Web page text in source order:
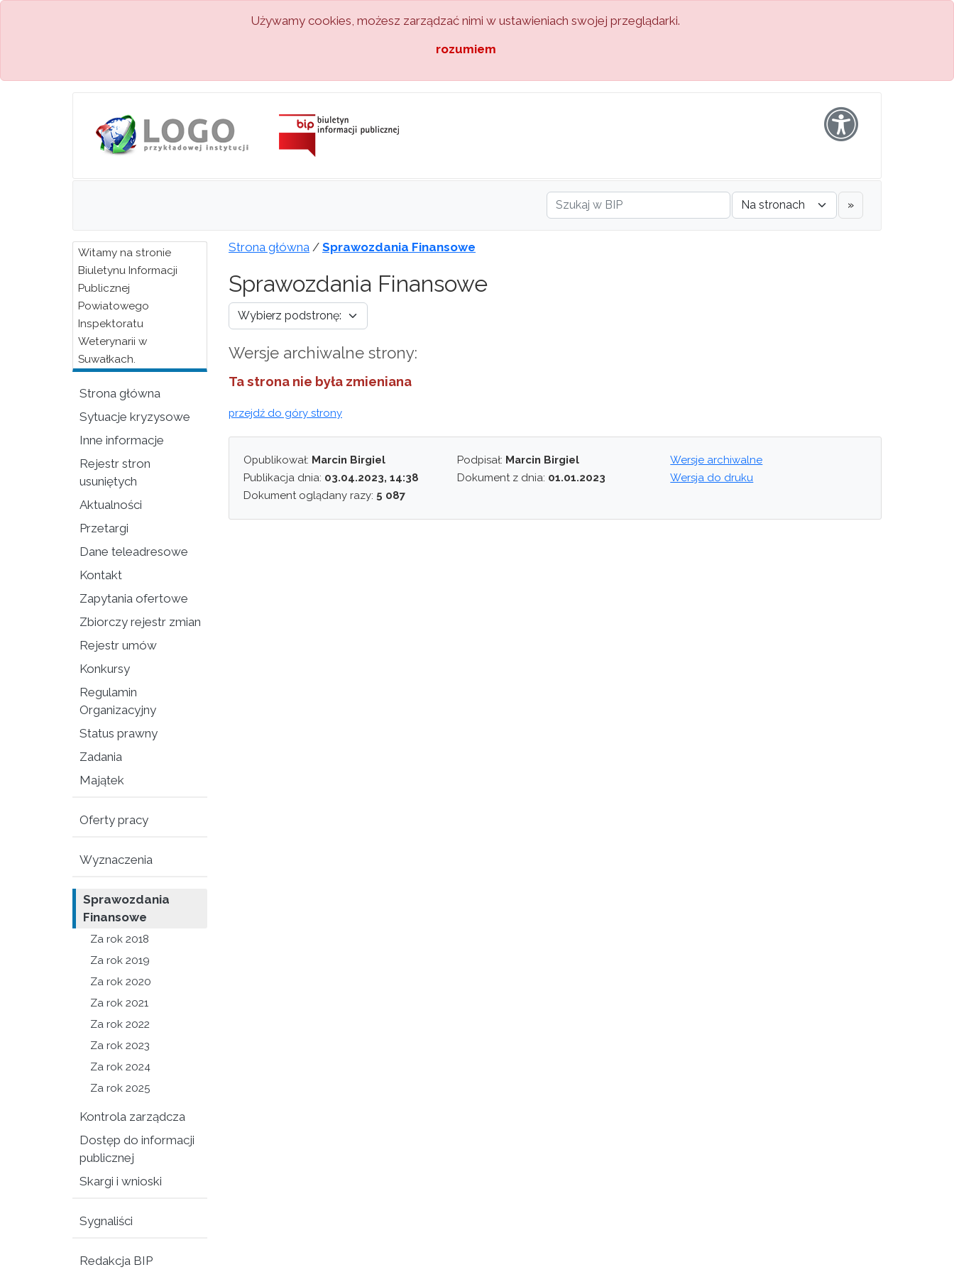
Używamy cookies, możesz zarządzać nimi w ustawieniach swojej przeglądarki.
rozumiem
»
Witamy na stronie
Biuletynu Informacji
Publicznej
Powiatowego
Inspektoratu
Weterynarii w
Suwałkach.
Strona główna
Sytuacje kryzysowe
Inne informacje
Rejestr stron
usuniętych
Aktualności
Przetargi
Dane teleadresowe
Kontakt
Zapytania ofertowe
Zbiorczy rejestr zmian
Rejestr umów
Konkursy
Regulamin
Organizacyjny
Status prawny
Zadania
Majątek
Oferty pracy
Wyznaczenia
Sprawozdania
Finansowe
Za rok 2018
Za rok 2019
Za rok 2020
Za rok 2021
Za rok 2022
Za rok 2023
Za rok 2024
Za rok 2025
Kontrola zarządcza
Dostęp do informacji
publicznej
Skargi i wnioski
Sygnaliści
Redakcja BIP
Strona główna / Sprawozdania Finansowe
Sprawozdania Finansowe
Wersje archiwalne strony:
Ta strona nie była zmieniana
przejdź do góry strony
Opublikował: Marcin Birgiel
Publikacja dnia: 03.04.2023, 14:38
Dokument oglądany razy: 5 087
Podpisał: Marcin Birgiel
Dokument z dnia: 01.01.2023
Wersje archiwalne
Wersja do druku